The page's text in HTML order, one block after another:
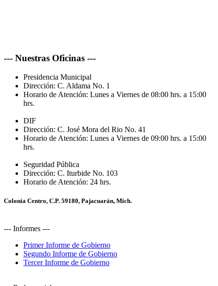
--- Nuestras Oficinas ---
Presidencia Municipal
Dirección: C. Aldama No. 1
Horario de Atención: Lunes a Viernes de 08:00 hrs. a 15:00
hrs.
DIF
Dirección: C. José Mora del Rio No. 41
Horario de Atención: Lunes a Viernes de 09:00 hrs. a 15:00
hrs.
Seguridad Pública
Dirección: C. Iturbide No. 103
Horario de Atención: 24 hrs.
Colonia Centro, C.P. 59180, Pajacuarán, Mich.
--- Informes ---
Primer Informe de Gobierno
Segundo Informe de Gobierno
Tercer Informe de Gobierno